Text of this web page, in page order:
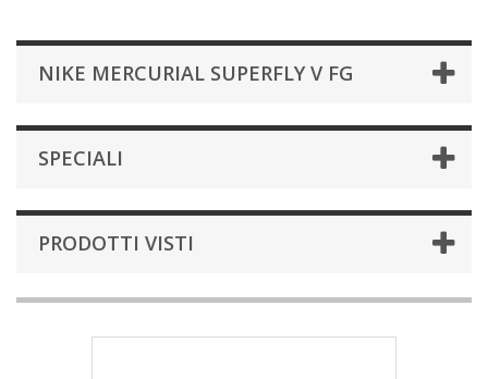
NIKE MERCURIAL SUPERFLY V FG
SPECIALI
PRODOTTI VISTI